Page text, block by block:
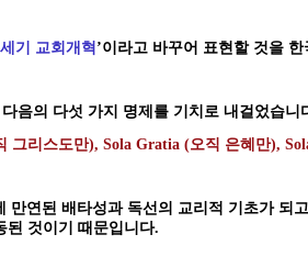
기 교회개혁 ’이라고 바꾸어 표현할 것을
음의 다섯 가지 명제를 기치로 내걸었습니
그리스도만), Sola Gratia (오직 은혜만),
만연된 배타성과 독선의 교리적 기초가
된 것이기 때문입니다.